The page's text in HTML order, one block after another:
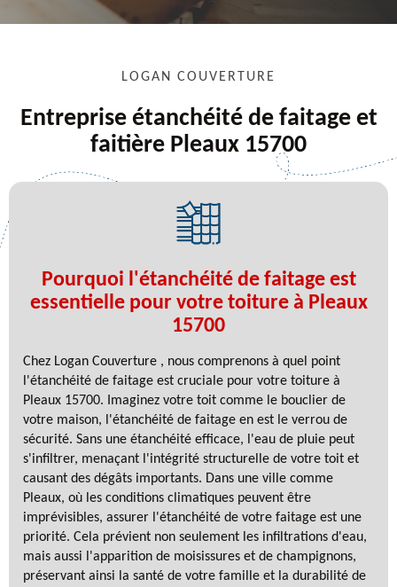
LOGAN COUVERTURE
Entreprise étanchéité de faitage et
faitière Pleaux 15700
Pourquoi l'étanchéité de faitage est
essentielle pour votre toiture à Pleaux
15700
Chez Logan Couverture , nous comprenons à quel point
l'étanchéité de faitage est cruciale pour votre toiture à
Pleaux 15700. Imaginez votre toit comme le bouclier de
votre maison, l'étanchéité de faitage en est le verrou de
sécurité. Sans une étanchéité efficace, l'eau de pluie peut
s'infiltrer, menaçant l'intégrité structurelle de votre toit et
causant des dégâts importants. Dans une ville comme
Pleaux, où les conditions climatiques peuvent être
imprévisibles, assurer l'étanchéité de votre faitage est une
priorité. Cela prévient non seulement les infiltrations d'eau,
mais aussi l'apparition de moisissures et de champignons,
préservant ainsi la santé de votre famille et la durabilité de